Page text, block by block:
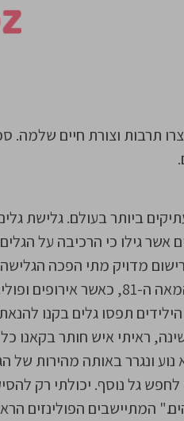
תרבות וצורת חיים שלמה.
ביותר בעולם. גלישת
אשר גילו כי הרכיבה על
מדויק מתי הפכה
היסטוריים בנושא הגלישה מופיעים כבר
תפסו גלים בקנו
ראיתי איש חותר בקאנו
ונגרר באותה מהירות של
גל נוסף. יכולתי רק
המתיישבים הפולינזים